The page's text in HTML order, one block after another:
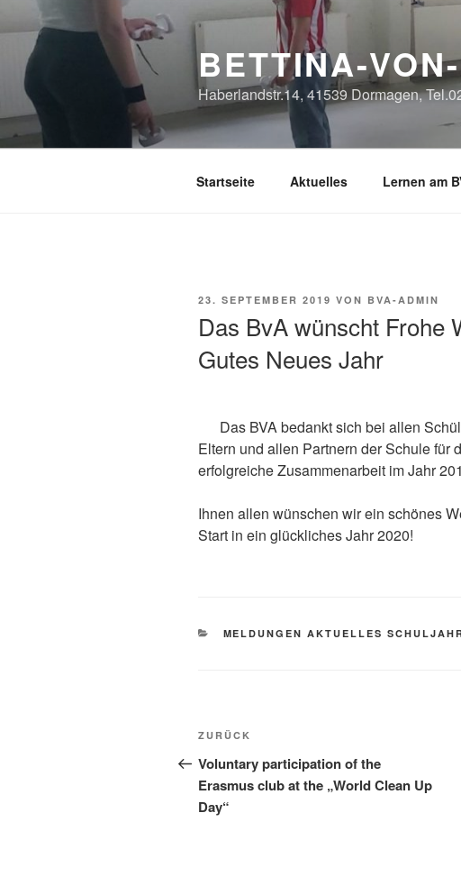
Inhalt
springen
BETTINA-
Haberlandstr.14, 41539 Dormagen,
Startseite Aktuelles Lernen am
VERÖFFENTLICHT
23. SEPTEMBER 2019 VON BVA-ADMIN
Das BvA wünscht Frohe
Gutes Neues Jahr
Das BVA bedankt sich bei allen
Eltern und allen Partnern der Schule für
erfolgreiche Zusammenarbeit im Jahr
Ihnen allen wünschen wir ein schönes
Start in ein glückliches Jahr 2020!
KATEGORIEN
MELDUNGEN AKTUELLES
Beitragsnavigation
Vorheriger
Beitrag
ZURÜCK
Voluntary participation of the
Erasmus club at the „World Clean Up
Day“